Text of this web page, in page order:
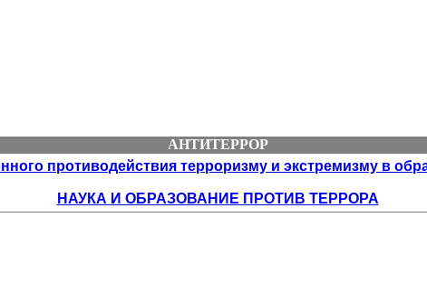
АНТИТЕРРОР
противодействия терроризму и экстремизму в
НАУКА И ОБРАЗОВАНИЕ ПРОТИВ ТЕРРОРА